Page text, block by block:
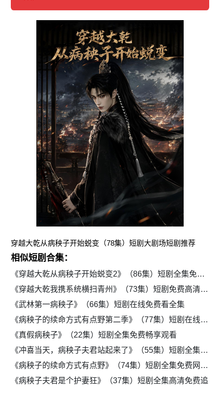
穿越大乾从病秧子开始蜕变（78集）短剧大剧场短剧推荐
相似短剧合集：
《穿越大乾从病秧子开始蜕变2》（86集）短剧全集免费观看
《穿越大乾我携系统横扫青州》（73集）短剧免费高清看全集
《武林第一病秧子》（66集）短剧在线免费看全集
《病秧子的续命方式有点野第二季》（77集）短剧在线免费看全集
《真假病秧子》（22集）短剧全集免费畅享观看
《冲喜当天，病秧子夫君站起来了》（55集）短剧全集免费在线追
《病秧子的续命方式有点野》（74集）短剧全集免费网页播放
《病秧子夫君是个护妻狂》（37集）短剧全集高清免费追